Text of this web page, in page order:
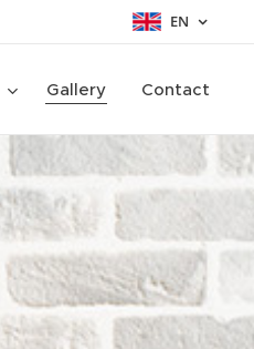
EN
Gallery Contact